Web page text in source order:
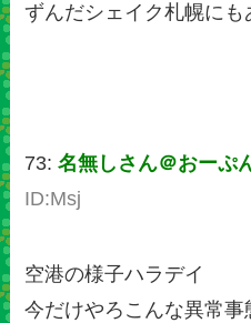
ずんだシェイク札幌にも
73:名無しさん＠おーぷ
ID:Msj
空港の様子ハラデイ
今だけやろこんな異常事